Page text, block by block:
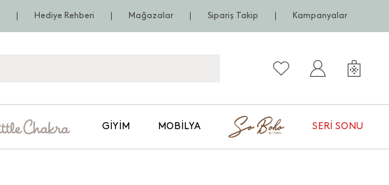
Hediye Rehberi Mağazalar Sipariş Takip Kampanyalar
GIYIM MOBILYA SERI SONU